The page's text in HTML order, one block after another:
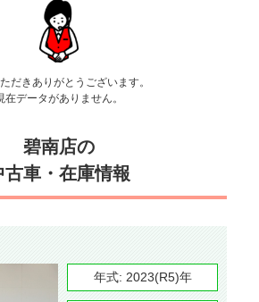
だきありがとうございます。
在データがありません。
碧南店の
古車・在庫情報
年式: 2023(R5)年